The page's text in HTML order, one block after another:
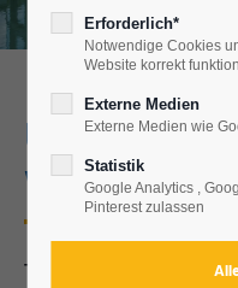
Unsere
Technische und
Erforderlich*
Notwendige Cookies
Website korrekt
Externe Medien
Externe Medien wie
Statistik
Google Analytics ,
Pinterest zulassen